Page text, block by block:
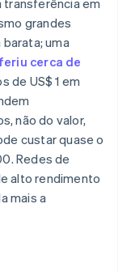
transferência em
grandes
uma
cerca de
de US$ 1 em
não do valor,
custar quase o
Redes de
alto rendimento
mais a